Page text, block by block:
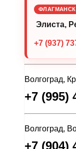
Элиста,
+7 (937)
Волгоград,
+7 (995)
Волгоград,
+7 (904)